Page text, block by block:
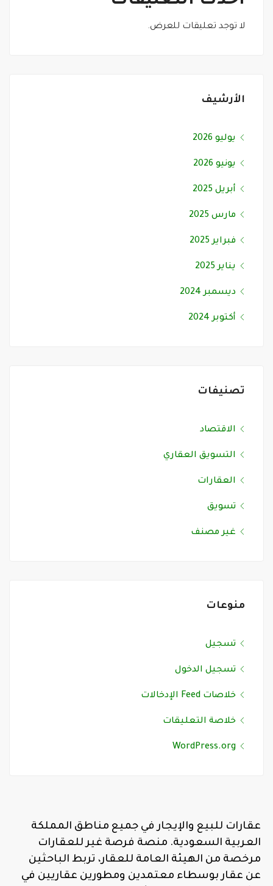
لا توجد تعليقات للعرض.
الأرشيف
يوليو 2026
يونيو 2026
أبريل 2025
مارس 2025
فبراير 2025
يناير 2025
ديسمبر 2024
أكتوبر 2024
تصنيفات
الاقتصاد
التسويق العقاري
العقارات
تسويق
غير مصنف
منوعات
تسجيل
تسجيل الدخول
خلاصات Feed الإدخالات
خلاصة التعليقات
WordPress.org
عقارات للبيع والإيجار في جميع مناطق المملكة
العربية السعودية. منصة فرصة غير للعقارات
مرخصة من الهيئة العامة للعقار، تربط الباحثين
عن عقار بوسطاء معتمدين ومطورين عقاريين في